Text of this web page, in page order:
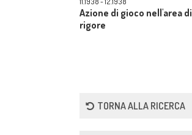
Azione di gioco nell'area di
rigore
TORNA ALLA RICERCA